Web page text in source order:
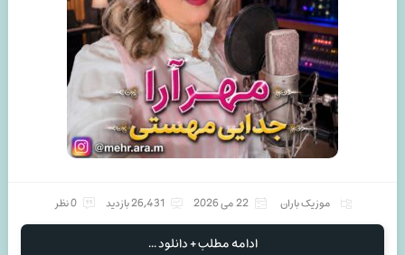
موزیک باران 22 می 2026 26,431 بازدید 0 نظر
ادامه مطلب + دانلود ...